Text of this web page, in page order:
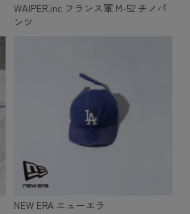
WAIPER.inc フランス軍 M-52 チノパ
ンツ
NEW ERA ニューエラ